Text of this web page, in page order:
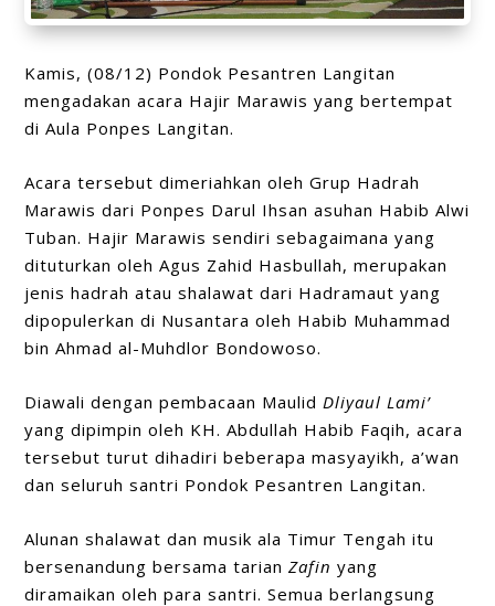
Kamis, (08/12) Pondok Pesantren Langitan
mengadakan acara Hajir Marawis yang bertempat
di Aula Ponpes Langitan.
Acara tersebut dimeriahkan oleh Grup Hadrah
Marawis dari Ponpes Darul Ihsan asuhan Habib Alwi
Tuban. Hajir Marawis sendiri sebagaimana yang
dituturkan oleh Agus Zahid Hasbullah, merupakan
jenis hadrah atau shalawat dari Hadramaut yang
dipopulerkan di Nusantara oleh Habib Muhammad
bin Ahmad al-Muhdlor Bondowoso.
Diawali dengan pembacaan Maulid Dliyaul Lami’
yang dipimpin oleh KH. Abdullah Habib Faqih, acara
tersebut turut dihadiri beberapa masyayikh, a’wan
dan seluruh santri Pondok Pesantren Langitan.
Alunan shalawat dan musik ala Timur Tengah itu
bersenandung bersama tarianZafin yang
diramaikan oleh para santri. Semua berlangsung